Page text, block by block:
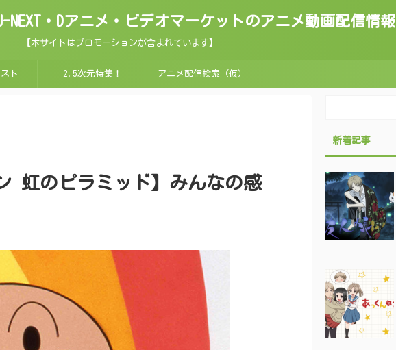
NEXT・Dアニメ・ビデオマーケットのアニメ動画配信情報
【本サイトはプロモーションが含まれています】
ト 2.5次元特集！ アニメ配信検索（仮）
虹のピラミッド】みんなの感
新着記事